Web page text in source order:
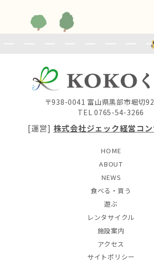
〒938-0041 富山県黒部市堀切
TEL 0765-54-3266
[運営] 株式会社ジェック経営コ
HOME
ABOUT
NEWS
食べる・買う
遊ぶ
レンタサイクル
施設案内
アクセス
サイトポリシー